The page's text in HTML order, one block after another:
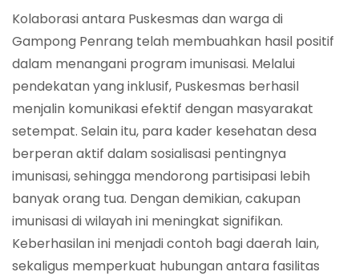
Kolaborasi antara Puskesmas dan warga di
Gampong Penrang telah membuahkan hasil positif
dalam menangani program imunisasi. Melalui
pendekatan yang inklusif, Puskesmas berhasil
menjalin komunikasi efektif dengan masyarakat
setempat. Selain itu, para kader kesehatan desa
berperan aktif dalam sosialisasi pentingnya
imunisasi, sehingga mendorong partisipasi lebih
banyak orang tua. Dengan demikian, cakupan
imunisasi di wilayah ini meningkat signifikan.
Keberhasilan ini menjadi contoh bagi daerah lain,
sekaligus memperkuat hubungan antara fasilitas